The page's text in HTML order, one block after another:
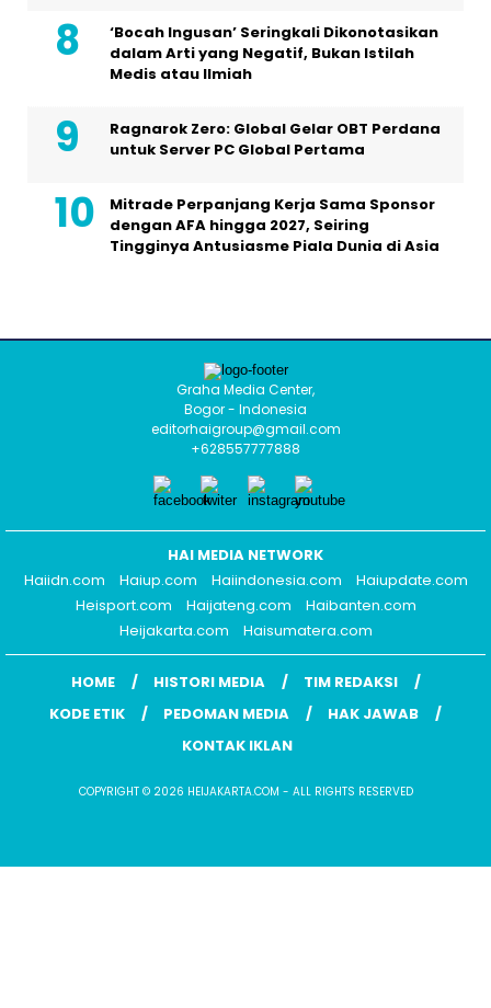
‘Bocah Ingusan’ Seringkali Dikonotasikan
dalam Arti yang Negatif, Bukan Istilah
Medis atau Ilmiah
Ragnarok Zero: Global Gelar OBT Perdana
untuk Server PC Global Pertama
Mitrade Perpanjang Kerja Sama Sponsor
dengan AFA hingga 2027, Seiring
Tingginya Antusiasme Piala Dunia di Asia
Graha Media Center,
Bogor - Indonesia
editorhaigroup@gmail.com
+628557777888
HAI MEDIA NETWORK
Haiidn.com
Haiup.com Haiindonesia.com
Haiupdate.com
Heisport.com
Haijateng.com
Haibanten.com
Heijakarta.com
Haisumatera.com
HOME HISTORI MEDIA
TIM REDAKSI
KODE ETIK
PEDOMAN MEDIA
HAK JAWAB
KONTAK IKLAN
COPYRIGHT © 2026 HEIJAKARTA.COM - ALL RIGHTS RESERVED